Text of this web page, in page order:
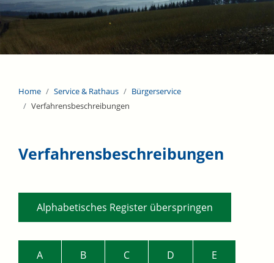
Home Service & Rathaus
Bürgerservice
Verfahrensbeschreibungen
Verfahrensbeschreibungen
Alphabetisches Register überspringen
A B C D E